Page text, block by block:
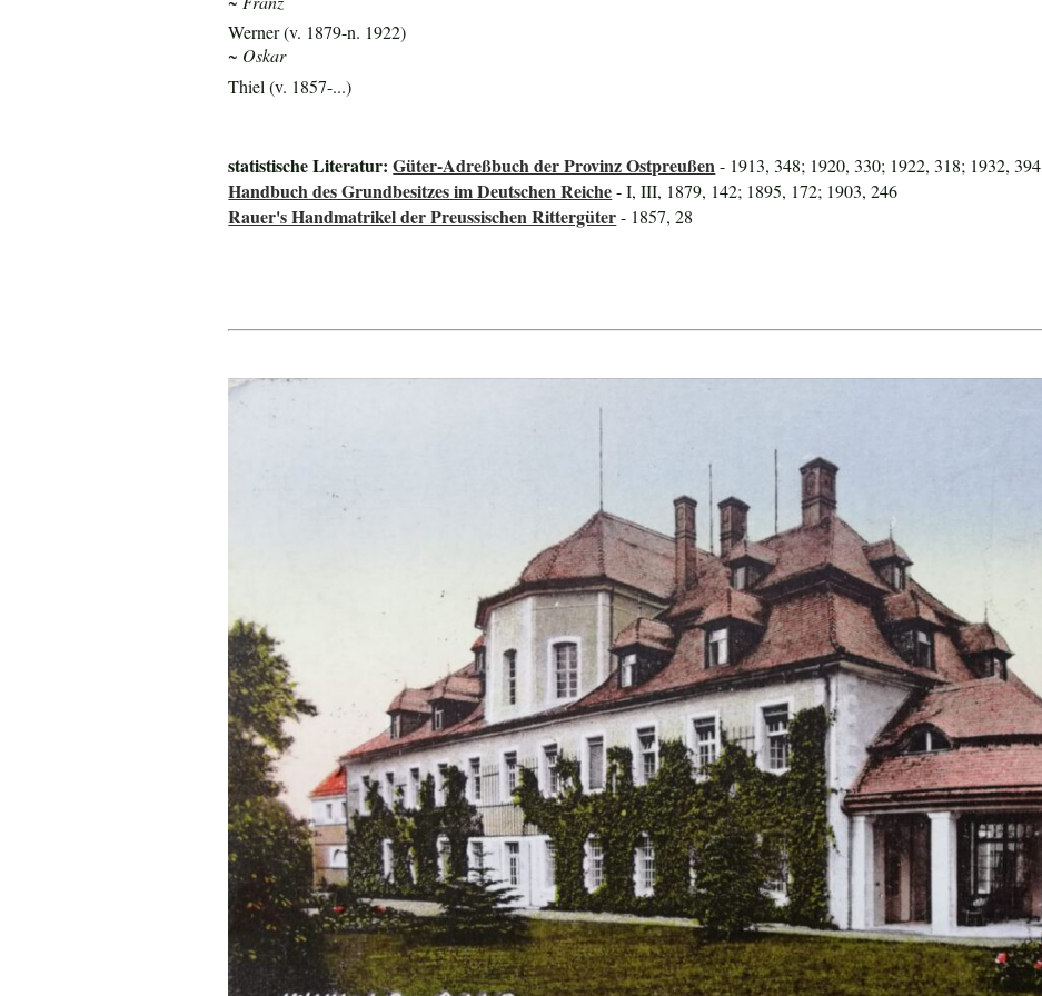
Werner (v. 1879-n. 1922)
~ Oskar
Thiel (v. 1857-...)
statistische Literatur:Güter-Adreßbuch der Provinz Ostpreußen - 1913, 348; 1920, 330; 1922, 318; 1932, 394
Handbuch des Grundbesitzes im Deutschen Reiche- I, III, 1879, 142; 1895, 172; 1903, 246
Rauer's Handmatrikel der Preussischen Rittergüter- 1857, 28